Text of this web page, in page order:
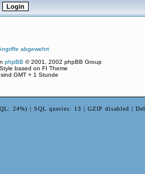
abgewehrt
phpBB © 2001, 2002 phpBB Group
based on FI Theme
GMT + 1 Stunde
24%) | SQL queries: 13 | GZIP disabled |